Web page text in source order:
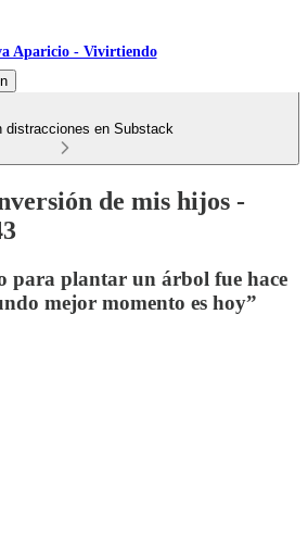
Aparicio - Vivirtiendo
distracciones en Substack
de mis hijos -
para plantar un árbol fue hace
mejor momento es hoy”